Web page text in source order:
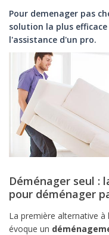
Pour demenager pas
solution la plus
l'assistance d'un pro.
Déménager seul :
pour déménager
La première alternative
évoque un